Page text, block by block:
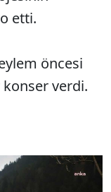
etti.
öncesi
konser verdi.
Sesi Aç